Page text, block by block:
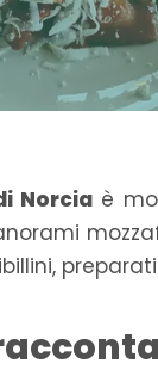
Norciaè